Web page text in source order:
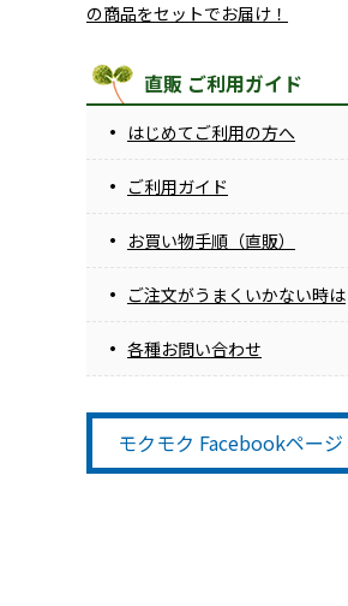
の商品をセットでお届け！
直販 ご利用ガイド
はじめてご利用の方へ
ご利用ガイド
お買い物手順（直販）
ご注文がうまくいかない時は
各種お問い合わせ
モクモク Facebookページ